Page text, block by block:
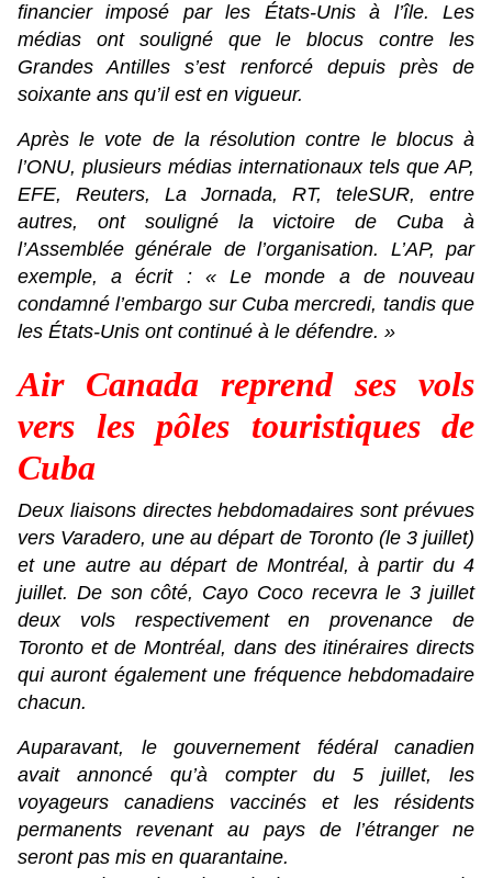
financier imposé par les États-Unis à l’île. Les
médias ont souligné que le blocus contre les
Grandes Antilles s’est renforcé depuis près de
soixante ans qu’il est en vigueur.
Après le vote de la résolution contre le blocus à
l’ONU, plusieurs médias internationaux tels que AP,
EFE, Reuters, La Jornada, RT, teleSUR, entre
autres, ont souligné la victoire de Cuba à
l’Assemblée générale de l’organisation. L’AP, par
exemple, a écrit : « Le monde a de nouveau
condamné l’embargo sur Cuba mercredi, tandis que
les États-Unis ont continué à le défendre. »
Air Canada reprend ses vols
vers les pôles touristiques de
Cuba
Deux liaisons directes hebdomadaires sont prévues
vers Varadero, une au départ de Toronto (le 3 juillet)
et une autre au départ de Montréal, à partir du 4
juillet. De son côté, Cayo Coco recevra le 3 juillet
deux vols respectivement en provenance de
Toronto et de Montréal, dans des itinéraires directs
qui auront également une fréquence hebdomadaire
chacun.
Auparavant, le gouvernement fédéral canadien
avait annoncé qu’à compter du 5 juillet, les
voyageurs canadiens vaccinés et les résidents
permanents revenant au pays de l’étranger ne
seront pas mis en quarantaine.